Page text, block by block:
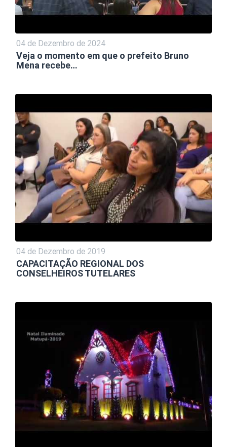
04 de Dezembro de 2024
Veja o momento em que o prefeito Bruno
Mena recebe…
04 de Dezembro de 2019
CAPACITAÇÃO REGIONAL DOS
CONSELHEIROS TUTELARES